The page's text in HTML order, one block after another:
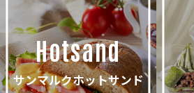
Hotsand
サンマルクホットサンド